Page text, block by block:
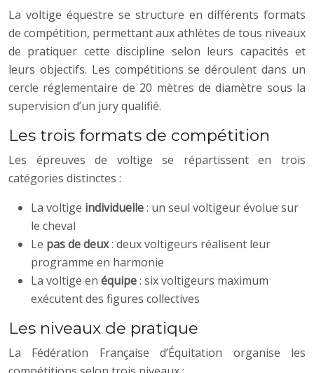
La voltige équestre se structure en différents formats
de compétition, permettant aux athlètes de tous niveaux
de pratiquer cette discipline selon leurs capacités et
leurs objectifs. Les compétitions se déroulent dans un
cercle réglementaire de 20 mètres de diamètre sous la
supervision d’un jury qualifié.
Les trois formats de compétition
Les épreuves de voltige se répartissent en trois
catégories distinctes :
La voltige individuelle: un seul voltigeur évolue sur
le cheval
Le pas de deux: deux voltigeurs réalisent leur
programme en harmonie
La voltige en équipe: six voltigeurs maximum
exécutent des figures collectives
Les niveaux de pratique
La Fédération Française d’Équitation organise les